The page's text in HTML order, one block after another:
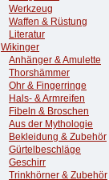
Werkzeug
Waffen & Rüstung
Literatur
Wikinger
Anhänger & Amulette
Thorshämmer
Ohr & Fingerringe
Hals- & Armreifen
Fibeln & Broschen
Aus der Mythologie
Bekleidung & Zubehör
Gürtelbeschläge
Geschirr
Trinkhörner & Zubehör